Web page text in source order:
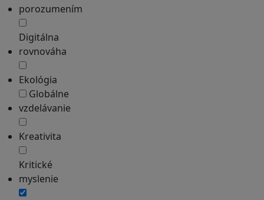
porozumením
Digitálna
rovnováha
Ekológia
Globálne
vzdelávanie
Kreativita
Kritické
myslenie